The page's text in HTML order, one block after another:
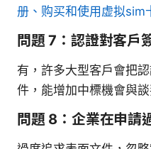
册、购买和使用虚拟sim
問題 7：認證對客戶
有，許多大型客戶會把
件，能增加中標機會與談
問題 8：企業在申請